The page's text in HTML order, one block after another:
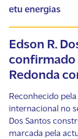
etu energias
Edson R.
confirmado
Redonda
Reconhecido
internacional no
Dos Santos
marcada pela